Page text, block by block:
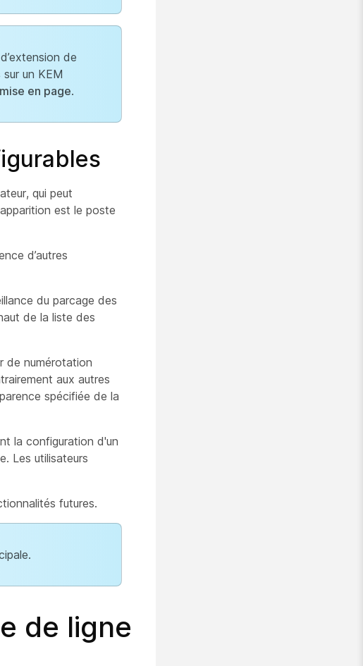
de
un KEM
en page.
qui peut
est le poste
d’autres
du parcage des
de la liste des
de numérotation
aux autres
spécifiée de la
la configuration d'un
Les utilisateurs
futures.
de ligne